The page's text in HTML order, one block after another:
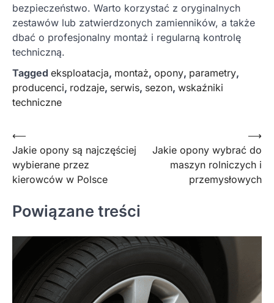
bezpieczeństwo. Warto korzystać z oryginalnych
zestawów lub zatwierdzonych zamienników, a także
dbać o profesjonalny montaż i regularną kontrolę
techniczną.
Tagged eksploatacja, montaż, opony, parametry,
producenci, rodzaje, serwis, sezon, wskaźniki
techniczne
Nawigacja
wpisu
⟵
Jakie opony są najczęściej
wybierane przez
kierowców w Polsce
Jakie opony wybrać do
maszyn rolniczych i
przemysłowych
⟶
Powiązane treści